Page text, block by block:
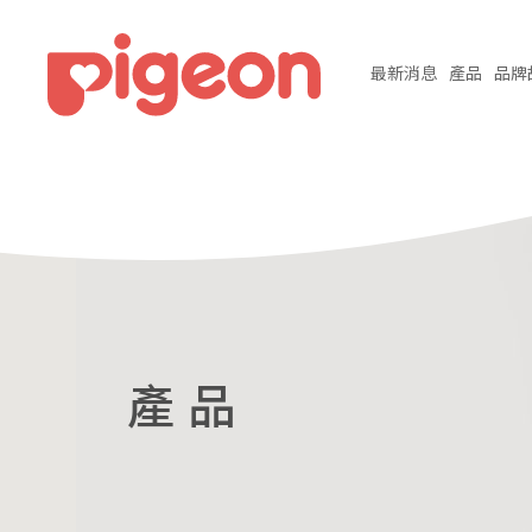
最新消息 產品 品牌
產 品